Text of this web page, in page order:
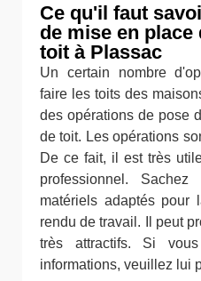
Ce qu'il faut
de mise en place
toit à Plassac
Un certain nombre
faire les toits des
des opérations de pose
de toit. Les opérations
De ce fait, il est très
professionnel.
matériels adaptés pour
rendu de travail. Il peut
très attractifs. Si
informations, veuillez lui